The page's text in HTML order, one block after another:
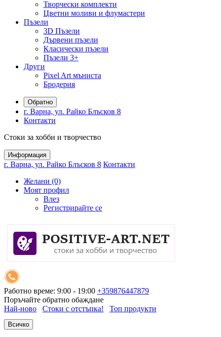
Творчески комплекти
Цветни моливи и флумастери
Пъзели
3D Пъзели
Дървени пъзели
Класически пъзели
Пъзели 3+
Други
Pixel Art мъниста
Бродерия
Обратно
г. Варна, ул. Райко Блъсков 8
Контакти
Стоки за хобби и творчество
Информация
г. Варна, ул. Райко Блъсков 8 Контакти
Желани (0)
Моят профил
Влез
Регистрирайте се
Работно време: 9:00 - 19:00 +359876447879
Поръчайте обратно обаждане
Най-ново
Стоки с отстъпка! Топ продукти
Всичко